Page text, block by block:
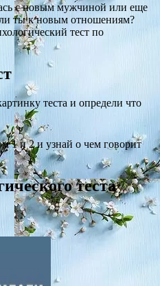
с новым мужчиной или еще
ты к новым отношениям?
тест по
теста и определи что
1 и 2 и узнай о чем говорит
теста